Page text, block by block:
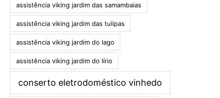
assistência viking jardim das samambaias
assistência viking jardim das tulipas
assistência viking jardim do lago
assistência viking jardim do lírio
conserto eletrodoméstico vinhedo